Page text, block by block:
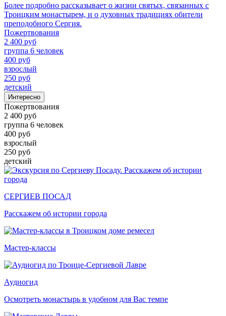
Более подробно рассказывает о жизни святых, связанных с
Троицким монастырем, и о духовных традициях обители
преподобного Сергия.
Пожертвования
2 400 руб
группа 6 человек
400 руб
взрослый
250 руб
детский
Интересно
Пожертвования
2 400 руб
группа 6 человек
400 руб
взрослый
250 руб
детский
СЕРГИЕВ ПОСАД
Расскажем об истории города
Мастер-классы
Аудиогид
Осмотреть монастырь в удобном для Вас темпе